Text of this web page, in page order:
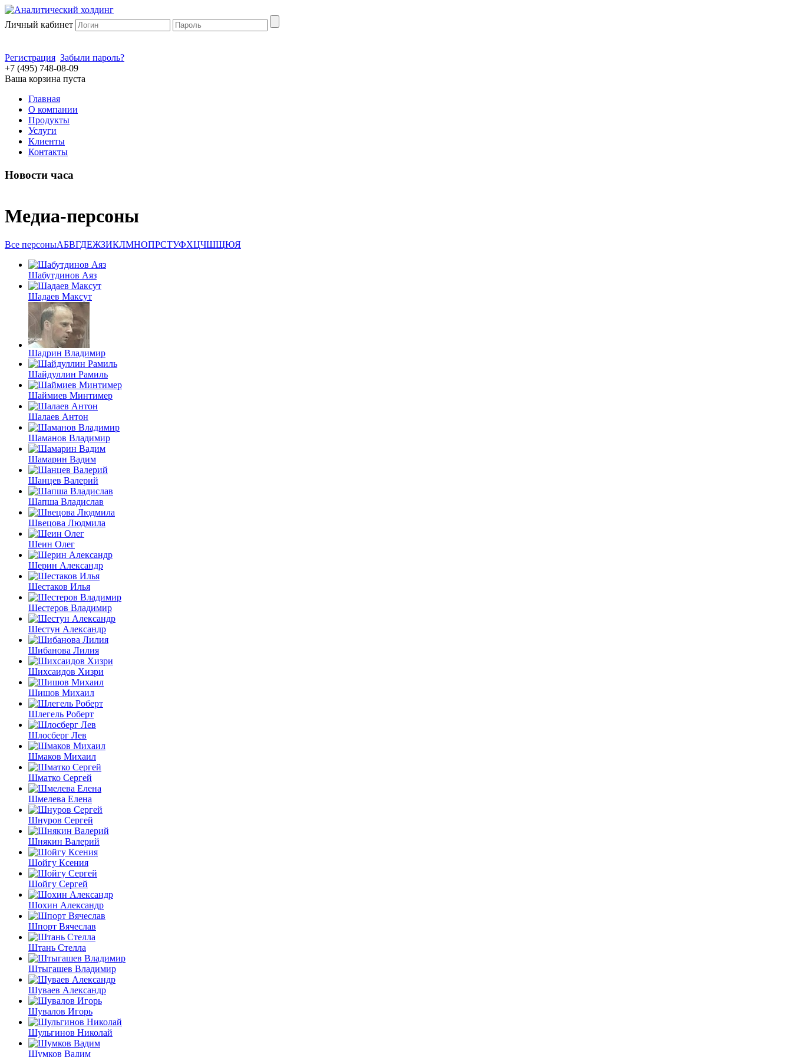
Личный кабинет
Регистрация Забыли пароль?
+7 (495) 748-08-09
Ваша корзина пуста
Главная
О компании
Продукты
Услуги
Клиенты
Контакты
Новости часа
Медиа-персоны
Все персоныАБВГДЕЖЗИКЛМНОПРСТУФХЦЧШЩЮЯ
Шабутдинов Аяз
Шадаев Максут
Шадрин Владимир
Шайдуллин Рамиль
Шаймиев Минтимер
Шалаев Антон
Шаманов Владимир
Шамарин Вадим
Шанцев Валерий
Шапша Владислав
Швецова Людмила
Шеин Олег
Шерин Александр
Шестаков Илья
Шестеров Владимир
Шестун Александр
Шибанова Лилия
Шихсаидов Хизри
Шишов Михаил
Шлегель Роберт
Шлосберг Лев
Шмаков Михаил
Шматко Сергей
Шмелева Елена
Шнуров Сергей
Шнякин Валерий
Шойгу Ксения
Шойгу Сергей
Шохин Александр
Шпорт Вячеслав
Штань Стелла
Штыгашев Владимир
Шуваев Александр
Шувалов Игорь
Шульгинов Николай
Шумков Вадим